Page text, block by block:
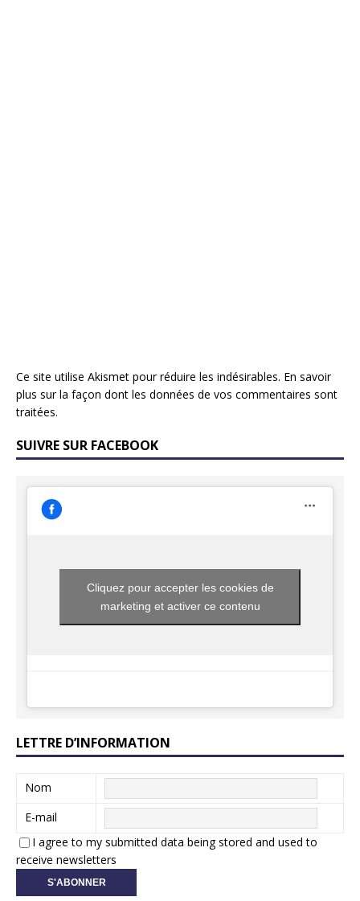
Ce site utilise Akismet pour réduire les indésirables. En savoir
plus sur la façon dont les données de vos commentaires sont
traitées.
SUIVRE SUR FACEBOOK
Cliquez pour accepter les cookies de
marketing et activer ce contenu
LETTRE D’INFORMATION
Nom
E-mail
I agree to my submitted data being stored and used to
receive newsletters